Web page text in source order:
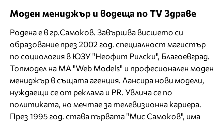
Моден мениджър и водеща по TV Здраве
Родена е в гр.Самоков. Завършва висшето си
образование през 2002 год. специалност магистър
по социология в ЮЗУ "Неофит Рилски", Благоевград.
Топмодел на МА "Web Models" и професионален моден
мениджър в същата агенция. Лансира нови модели,
нуждаещи се от реклама и PR. Увлича се по
политиката, но мечтае за телевизионна кариера.
През 1995 год. става първата "Мис Самоков", има